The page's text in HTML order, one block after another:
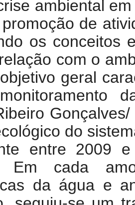
ambiental
de
os conceitos
com o
geral
do
entre 2009
Em cada
da água e